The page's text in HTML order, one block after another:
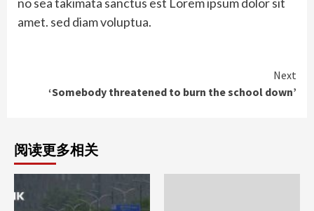
amet. sed diam voluptua.
Reading
Next
‘Somebody threatened to burn the school down’
阅读更多相关